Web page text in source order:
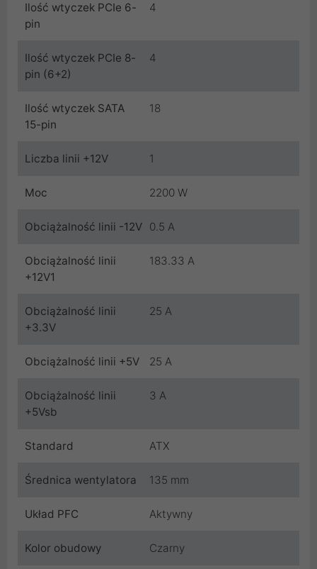
Ilość wtyczek PCIe 6-
pin
4
Ilość wtyczek PCIe 8-
pin (6+2)
4
Ilość wtyczek SATA
15-pin
18
Liczba linii +12V 1
Moc 2200 W
Obciążalność linii -12V 0.5 A
Obciążalność linii
+12V1
183.33 A
Obciążalność linii
+3.3V
25 A
Obciążalność linii +5V 25 A
Obciążalność linii
+5Vsb
3 A
Standard ATX
Średnica wentylatora 135 mm
Układ PFC Aktywny
Kolor obudowy Czarny